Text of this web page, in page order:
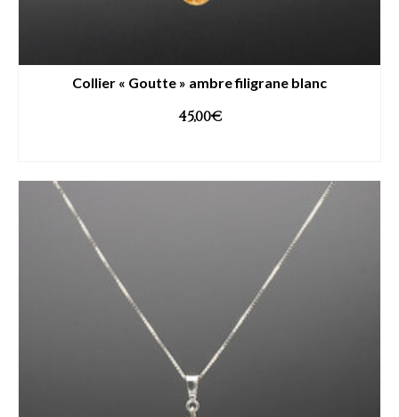
Collier « Goutte » ambre filigrane blanc
45,00€